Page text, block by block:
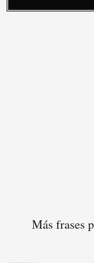
Más frases